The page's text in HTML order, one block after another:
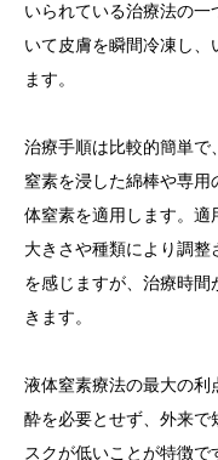
いられている治療法の一
いて皮膚を瞬間冷凍し、
ます。
治療手順は比較的簡単
窒素を浸した綿棒や専
体窒素を適用します。適
大きさや種類により調
を感じますが、治療時
きます。
液体窒素療法の最大の利
酔を必要とせず、外来で
スクが低いことが特徴で